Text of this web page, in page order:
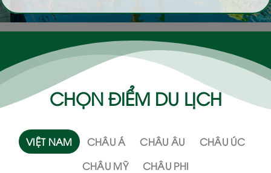
CHỌN ĐIỂM DU LỊCH
VIỆT NAM CHÂU Á CHÂU ÂU
CHÂU ÚC
CHÂU MỸ
CHÂU PHI